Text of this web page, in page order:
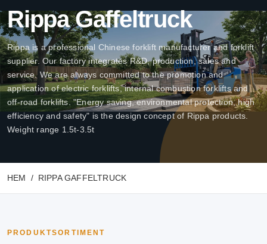
Rippa Gaffeltruck
Rippa is a professional Chinese forklift manufacturer and forklift
supplier. Our factory integrates R&D, production, sales and
service. We are always committed to the promotion and
application of electric forklifts, internal combustion forklifts and
off-road forklifts. "Energy saving, environmental protection, high
efficiency and safety" is the design concept of Rippa products.
Weight range 1.5t-3.5t
HEM RIPPA GAFFELTRUCK
PRODUKTSORTIMENT